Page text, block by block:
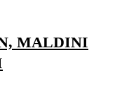
MALDINI